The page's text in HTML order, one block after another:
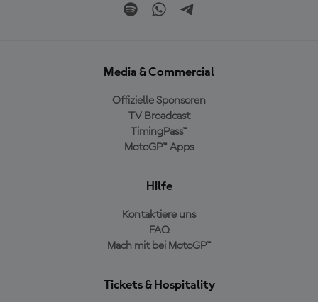
Media & Commercial
Offizielle Sponsoren
TV Broadcast
TimingPass™
MotoGP™ Apps
Hilfe
Kontaktiere uns
FAQ
Mach mit bei MotoGP™
Tickets & Hospitality